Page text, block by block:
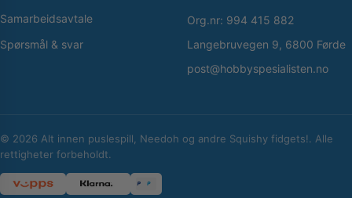
Samarbeidsavtale
Spørsmål & svar
Org.nr: 994 415 882
Langebruvegen 9, 6800 Førde
post@hobbyspesialisten.no
© 2026 Alt innen puslespill, Needoh og andre Squishy fidgets!. Alle
rettigheter forbeholdt.